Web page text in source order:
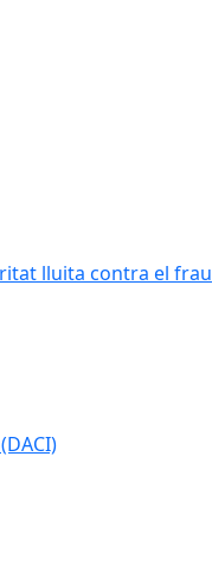
lluita contra el frau